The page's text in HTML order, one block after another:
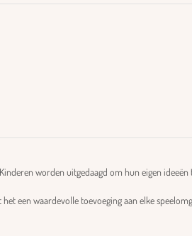
worden uitgedaagd om hun eigen ideeën
een waardevolle toevoeging aan elke